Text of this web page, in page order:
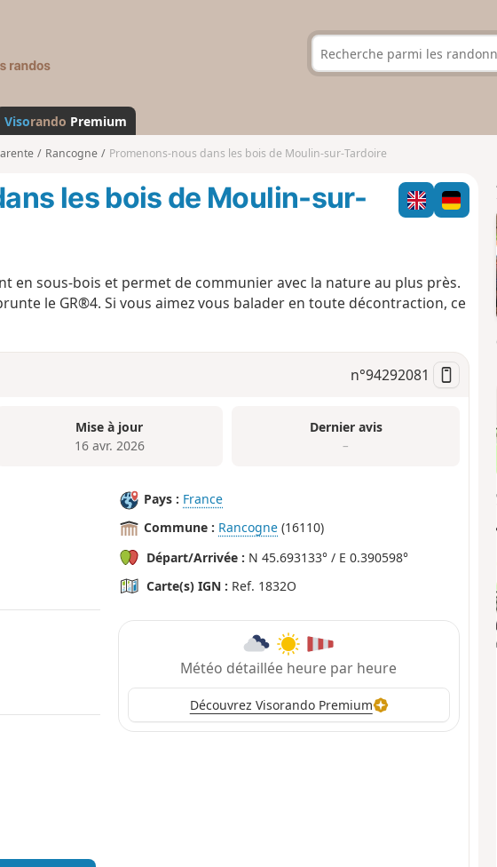
s
a
n
d
Visorando Premium
Rancogne Promenons-nous dans les bois de Moulin-sur-Tardoire
les bois de Moulin-sur-
en sous-bois et permet de communier avec la nature au plus près.
le GR®4. Si vous aimez vous balader en toute décontraction, ce
n°94292081
Mise à jour
16 avr. 2026
Dernier avis
–
Pays : France
Commune : Rancogne (16110)
Départ/Arrivée : N 45.693133° / E 0.390598°
Carte(s) IGN : Ref. 1832O
Météo détaillée heure par heure
Découvrez Visorando Premium